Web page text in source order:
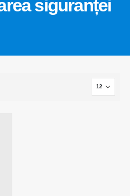
siguranței